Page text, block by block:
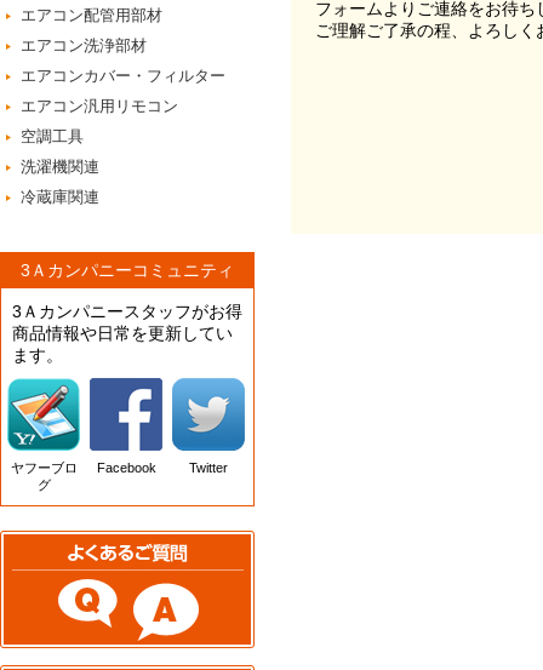
エアコン配管用部材
エアコン洗浄部材
エアコンカバー・フィルター
エアコン汎用リモコン
空調工具
洗濯機関連
冷蔵庫関連
3Ａカンパニーコミュニティ
3Ａカンパニースタッフがお得
商品情報や日常を更新してい
ます。
ヤフーブロ
グ
Facebook Twitter
フォームよりご連絡をお待ち
ご理解ご了承の程、よろし